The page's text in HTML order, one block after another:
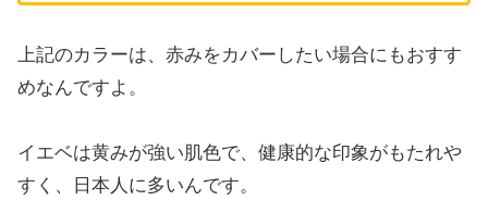
上記のカラーは、赤みをカバーしたい場合にもおすす
めなんですよ。
イエベは黄みが強い肌色で、健康的な印象がもたれや
すく、日本人に多いんです。